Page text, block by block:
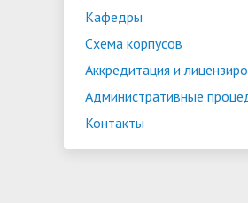
Воспитание
Кафедры
Схема корпусов
Аккредитация и
Административные
Контакты